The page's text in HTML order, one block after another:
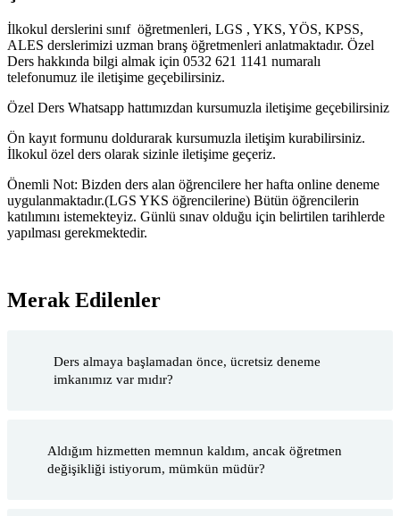
İlkokul derslerini sınıf öğretmenleri, LGS , YKS, YÖS, KPSS,
ALES derslerimizi uzman branş öğretmenleri anlatmaktadır. Özel
Ders hakkında bilgi almak için 0532 621 1141 numaralı
telefonumuz ile iletişime geçebilirsiniz.
Özel Ders Whatsapp hattımızdan kursumuzla iletişime geçebilirsiniz
Ön kayıt formunu doldurarak kursumuzla iletişim kurabilirsiniz.
İlkokul özel ders olarak sizinle iletişime geçeriz.
Önemli Not: Bizden ders alan öğrencilere her hafta online deneme
uygulanmaktadır.(LGS YKS öğrencilerine) Bütün öğrencilerin
katılımını istemekteyiz. Günlü sınav olduğu için belirtilen tarihlerde
yapılması gerekmektedir.
Merak Edilenler
Ders almaya başlamadan önce, ücretsiz deneme
imkanımız var mıdır?
Aldığım hizmetten memnun kaldım, ancak öğretmen
değişikliği istiyorum, mümkün müdür?